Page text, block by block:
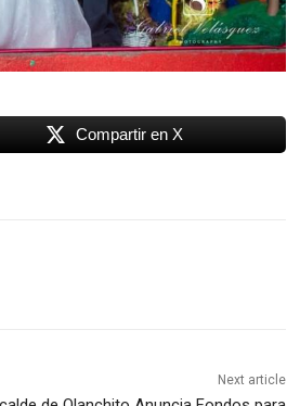
Compartir en X
Next article